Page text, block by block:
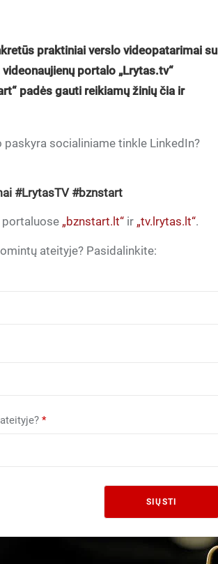
praktiniai verslo videopatarimai su
portalo „Lrytas.tv“
padės gauti reikiamų žinių čia ir
socialiniame tinkle LinkedIn?
#LrytasTV #bznstart
portaluose „bznstart.lt“ ir „tv.lrytas.lt“.
ateityje? Pasidalinkite:
ateityje?*